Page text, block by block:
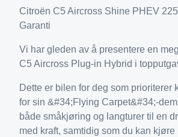
Citroën C5 Aircross Shine PHEV
Garanti
Vi har gleden av å presentere en
C5 Aircross Plug-in Hybrid i
Dette er bilen for deg som prioriterer
for sin &#34;Flying Carpet&#34;-
både småkjøring og langturer til en
med kraft, samtidig som du kan